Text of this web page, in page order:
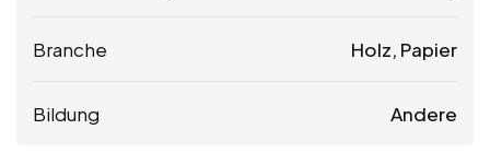
Branche Holz, Papier
Bildung Andere